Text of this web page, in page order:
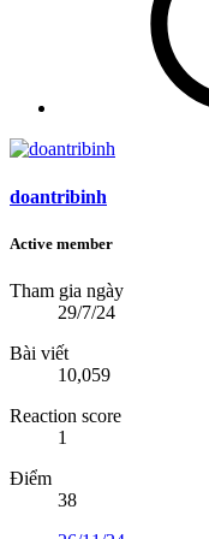
doantribinh
Active member
Tham gia ngày
29/7/24
Bài viết
10,059
Reaction score
1
Điểm
38